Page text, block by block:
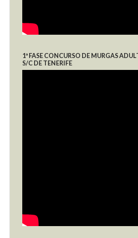
1ª FASE CONCURSO DE MURGAS
S/C DE TENERIFE